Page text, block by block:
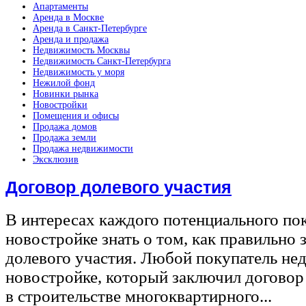
Апартаменты
Аренда в Москве
Аренда в Санкт-Петербурге
Аренда и продажа
Недвижимость Москвы
Недвижимость Санкт-Петербурга
Недвижимость у моря
Нежилой фонд
Новинки рынка
Новостройки
Помещения и офисы
Продажа домов
Продажа земли
Продажа недвижимости
Эксклюзив
Договор долевого участия
В интересах каждого потенциального
новостройке знать о том, как правильно
долевого участия. Любой покупатель
новостройке, который заключил
в строительстве многоквартирного...